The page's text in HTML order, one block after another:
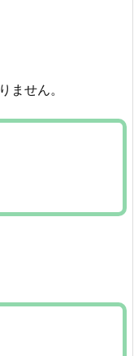
ません。